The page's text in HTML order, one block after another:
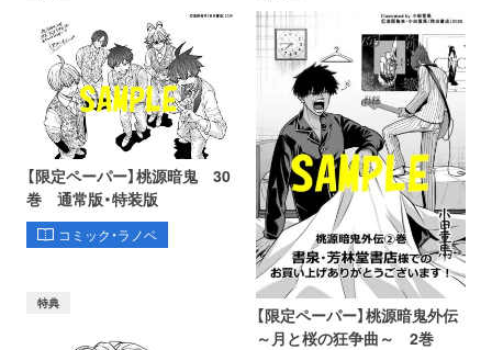
【限定ペーパー】桃源暗鬼 30
巻 通常版・特装版
コミック・ラノベ
【限定ペーパー】桃源暗鬼外伝
～月と桜の狂争曲～ 2巻
特典